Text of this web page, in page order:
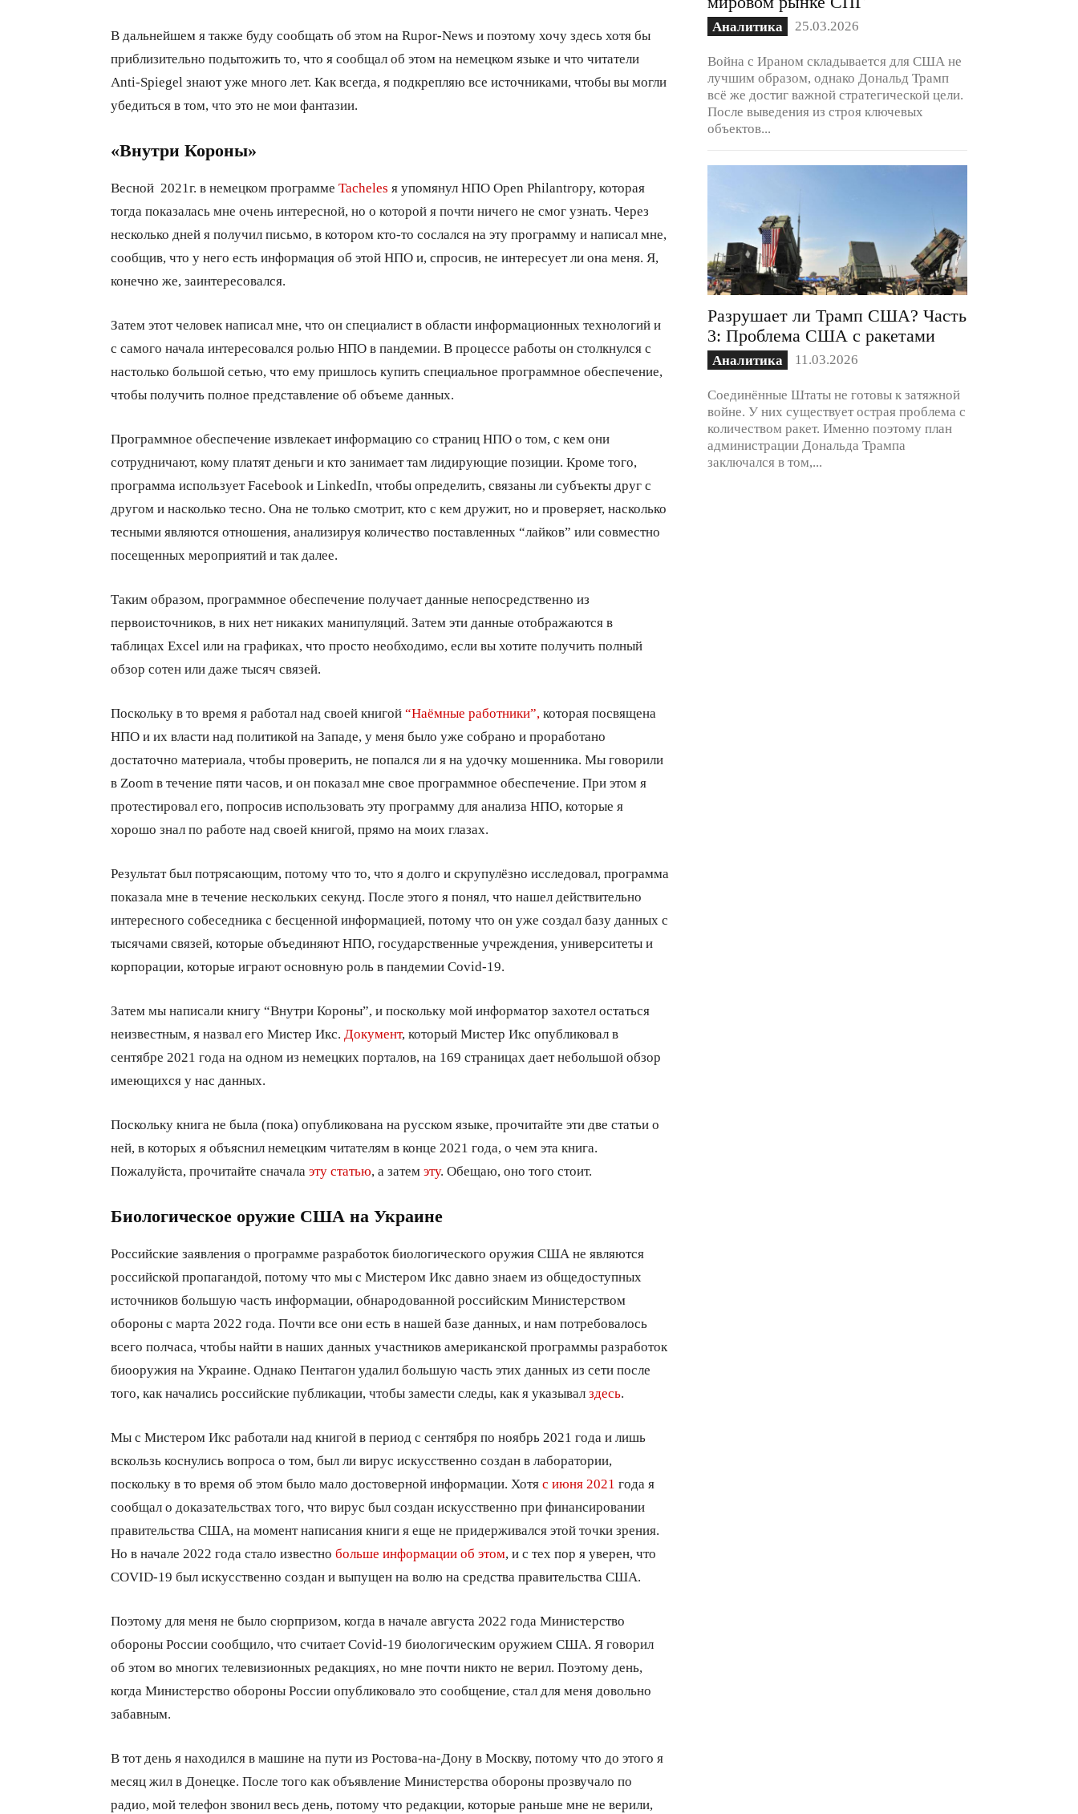
В дальнейшем я также буду сообщать об этом на Rupor-News и поэтому хочу здесь хотя бы
приблизительно подытожить то, что я сообщал об этом на немецком языке и что читатели
Anti-Spiegel знают уже много лет. Как всегда, я подкрепляю все источниками, чтобы вы могли
убедиться в том, что это не мои фантазии.
«Внутри Короны»
Весной 2021г. в немецком программе Tacheles я упомянул НПО Open Philantropy, которая
тогда показалась мне очень интересной, но о которой я почти ничего не смог узнать. Через
несколько дней я получил письмо, в котором кто-то сослался на эту программу и написал мне,
сообщив, что у него есть информация об этой НПО и, спросив, не интересует ли она меня. Я,
конечно же, заинтересовался.
Затем этот человек написал мне, что он специалист в области информационных технологий и
с самого начала интересовался ролью НПО в пандемии. В процессе работы он столкнулся с
настолько большой сетью, что ему пришлось купить специальное программное обеспечение,
чтобы получить полное представление об объеме данных.
Программное обеспечение извлекает информацию со страниц НПО о том, с кем они
сотрудничают, кому платят деньги и кто занимает там лидирующие позиции. Кроме того,
программа использует Facebook и LinkedIn, чтобы определить, связаны ли субъекты друг с
другом и насколько тесно. Она не только смотрит, кто с кем дружит, но и проверяет, насколько
тесными являются отношения, анализируя количество поставленных “лайков” или совместно
посещенных мероприятий и так далее.
Таким образом, программное обеспечение получает данные непосредственно из
первоисточников, в них нет никаких манипуляций. Затем эти данные отображаются в
таблицах Excel или на графиках, что просто необходимо, если вы хотите получить полный
обзор сотен или даже тысяч связей.
Поскольку в то время я работал над своей книгой “Наёмные работники”, которая посвящена
НПО и их власти над политикой на Западе, у меня было уже собрано и проработано
достаточно материала, чтобы проверить, не попался ли я на удочку мошенника. Мы говорили
в Zoom в течение пяти часов, и он показал мне свое программное обеспечение. При этом я
протестировал его, попросив использовать эту программу для анализа НПО, которые я
хорошо знал по работе над своей книгой, прямо на моих глазах.
Результат был потрясающим, потому что то, что я долго и скрупулёзно исследовал, программа
показала мне в течение нескольких секунд. После этого я понял, что нашел действительно
интересного собеседника с бесценной информацией, потому что он уже создал базу данных с
тысячами связей, которые объединяют НПО, государственные учреждения, университеты и
корпорации, которые играют основную роль в пандемии Covid-19.
Затем мы написали книгу “Внутри Короны”, и поскольку мой информатор захотел остаться
неизвестным, я назвал его Мистер Икс.
Документ, который Мистер Икс опубликовал в
сентябре 2021 года на одном из немецких порталов, на 169 страницах дает небольшой обзор
имеющихся у нас данных.
Поскольку книга не была (пока) опубликована на русском языке, прочитайте эти две статьи о
ней, в которых я объяснил немецким читателям в конце 2021 года, о чем эта книга.
Пожалуйста, прочитайте сначала эту статью , а затем эту. Обещаю, оно того стоит.
Биологическое оружие США на Украине
Российские заявления о программе разработок биологического оружия США не являются
российской пропагандой, потому что мы с Мистером Икс давно знаем из общедоступных
источников большую часть информации, обнародованной российским Министерством
обороны с марта 2022 года. Почти все они есть в нашей базе данных, и нам потребовалось
всего полчаса, чтобы найти в наших данных участников американской программы разработок
биооружия на Украине. Однако Пентагон удалил большую часть этих данных из сети после
того, как начались российские публикации, чтобы замести следы, как я указывал здесь
Мы с Мистером Икс работали над книгой в период с сентября по ноябрь 2021 года и лишь
вскользь коснулись вопроса о том, был ли вирус искусственно создан в лаборатории,
поскольку в то время об этом было мало достоверной информации. Хотя с июня 2021 года я
сообщал о доказательствах того, что вирус был создан искусственно при финансировании
правительства США, на момент написания книги я еще не придерживался этой точки зрения.
Но в начале 2022 года стало известно больше информации об этом , и с тех пор я уверен, что
COVID-19 был искусственно создан и выпущен на волю на средства правительства США.
Поэтому для меня не было сюрпризом, когда в начале августа 2022 года Министерство
обороны России сообщило, что считает Covid-19 биологическим оружием США. Я говорил
об этом во многих телевизионных редакциях, но мне почти никто не верил. Поэтому день,
когда Министерство обороны России опубликовало это сообщение, стал для меня довольно
забавным.
В тот день я находился в машине на пути из Ростова-на-Дону в Москву, потому что до этого я
месяц жил в Донецке. После того как объявление Министерства обороны прозвучало по
радио, мой телефон звонил весь день, потому что редакции, которые раньше мне не верили,
Аналитика 25.03.2026
Война с Ираном складывается для США не
лучшим образом, однако Дональд Трамп
всё же достиг важной стратегической цели.
После выведения из строя ключевых
объектов...
Разрушает ли Трамп США? Часть
3: Проблема США с ракетами
Аналитика 11.03.2026
Соединённые Штаты не готовы к затяжной
войне. У них существует острая проблема с
количеством ракет. Именно поэтому план
администрации Дональда Трампа
заключался в том,...